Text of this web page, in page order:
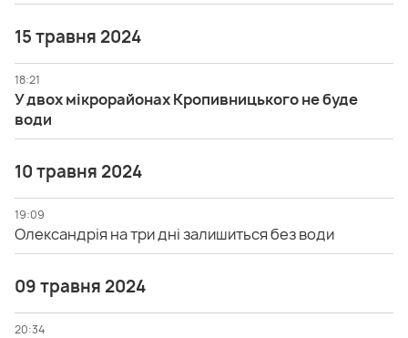
15 травня 2024
18:21
У двох мікрорайонах Кропивницького не буде
води
10 травня 2024
19:09
Олександрія на три дні залишиться без води
09 травня 2024
20:34